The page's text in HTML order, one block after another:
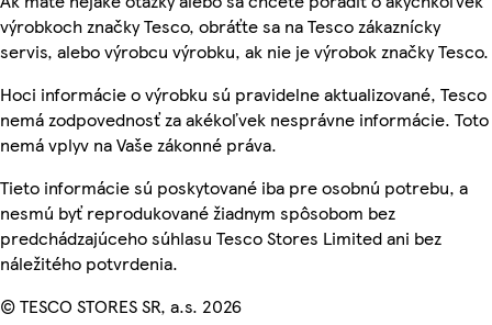
výrobkoch značky Tesco, obráťte sa na Tesco zákaznícky
servis, alebo výrobcu výrobku, ak nie je výrobok značky Tesco.
Hoci informácie o výrobku sú pravidelne aktualizované, Tesco
nemá zodpovednosť za akékoľvek nesprávne informácie. Toto
nemá vplyv na Vaše zákonné práva.
Tieto informácie sú poskytované iba pre osobnú potrebu, a
nesmú byť reprodukované žiadnym spôsobom bez
predchádzajúceho súhlasu Tesco Stores Limited ani bez
náležitého potvrdenia.
© TESCO STORES SR, a.s. 2026